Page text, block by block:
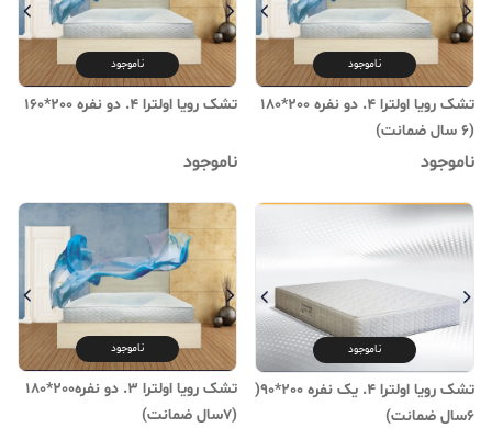
ناموجود
تشک رویا اولترا 4. دو نفره 200*180
(۶ سال ضمانت)
ناموجود
ناموجود
تشک رویا اولترا 4. دو نفره 200*160
ناموجود
ناموجود
تشک رویا اولترا 4. یک نفره 200*90(
6سال ضمانت)
ناموجود
تشک رویا اولترا 3. دو نفره200*180
(۷سال ضمانت)